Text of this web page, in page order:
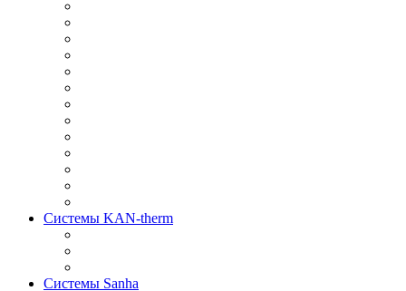
Системы KAN-therm
Системы Sanha